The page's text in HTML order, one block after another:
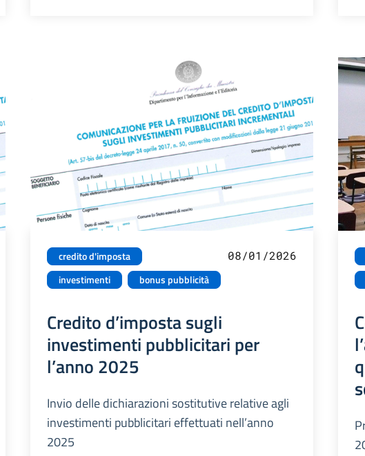
credito d'imposta
investimenti
bonus pubblicità
08/01/2026
Credito d’imposta sugli
investimenti pubblicitari per
l’anno 2025
Invio delle dichiarazioni sostitutive relative agli
investimenti pubblicitari effettuati nell’anno
2025